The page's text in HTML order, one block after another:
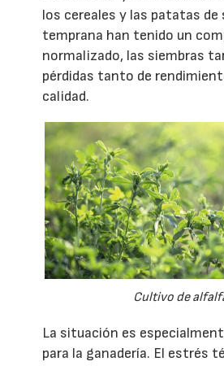
los cereales y las patatas de
temprana han tenido un
normalizado, las siembras
pérdidas tanto de
calidad.
Cultivo de
La situación es
para la ganadería. El estrés